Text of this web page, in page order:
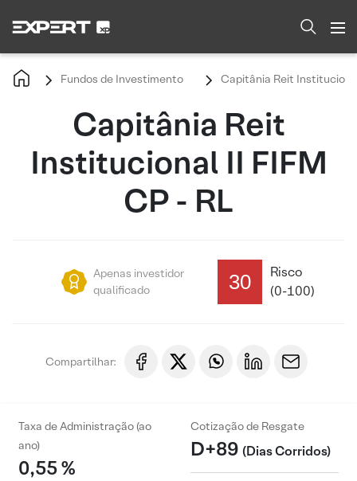
Fundos de Investimento Capitânia Reit
Capitânia Reit
Institucional II FIFM
CP - RL
Apenas investidor
qualificado
30
Risco
(0-100)
Compartilhar:
Taxa de Administração (ao
ano)
0,55 %
Cotização de Resgate
D+89 (Dias Corridos)